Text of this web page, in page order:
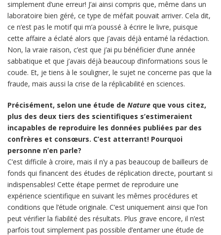
simplement d’une erreur! J’ai ainsi compris que, même dans un
laboratoire bien géré, ce type de méfait pouvait arriver. Cela dit,
ce n’est pas le motif qui m’a poussé à écrire le livre, puisque
cette affaire a éclaté alors que j’avais déjà entamé la rédaction.
Non, la vraie raison, c’est que j’ai pu bénéficier d’une année
sabbatique et que j’avais déjà beaucoup d’informations sous le
coude. Et, je tiens à le souligner, le sujet ne concerne pas que la
fraude, mais aussi la crise de la réplicabilité en sciences.
Précisément, selon une étude de Nature que vous citez,
plus des deux tiers des scientifiques s’estimeraient
incapables de reproduire les données publiées par des
confrères et consœurs. C’est atterrant! Pourquoi
personne n’en parle?
C’est difficile à croire, mais il n’y a pas beaucoup de bailleurs de
fonds qui financent des études de réplication directe, pourtant si
indispensables! Cette étape permet de reproduire une
expérience scientifique en suivant les mêmes procédures et
conditions que l’étude originale. C’est uniquement ainsi que l’on
peut vérifier la fiabilité des résultats. Plus grave encore, il n’est
parfois tout simplement pas possible d’entamer une étude de